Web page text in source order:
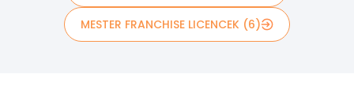
MESTER FRANCHISE LICENCEK (6)